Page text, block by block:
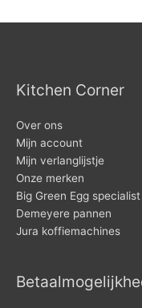
Kitchen Corner
Over ons
Mijn account
Mijn verlanglijstje
Onze merken
Big Green Egg specialist
Demeyere pannen
Jura koffiemachines